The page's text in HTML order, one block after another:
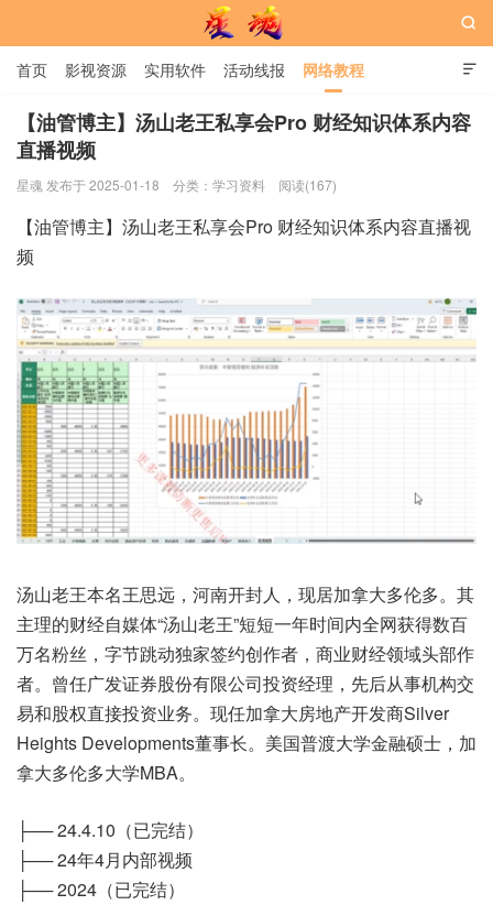
星魂网

首页 影视资源 实用软件 活动线报 网络教程
用户中心 书籍 娱乐

【油管博主】汤山老王私享会Pro 财经知识体系内容
直播视频
星魂 发布于 2025-01-18 分类： 学习资料 阅读(167)
【油管博主】汤山老王私享会Pro 财经知识体系内容直播视
频
汤山老王本名王思远，河南开封人，现居加拿大多伦多。其
主理的财经自媒体“汤山老王”短短一年时间内全网获得数百
万名粉丝，字节跳动独家签约创作者，商业财经领域头部作
者。曾任广发证券股份有限公司投资经理，先后从事机构交
易和股权直接投资业务。现任加拿大房地产开发商Silver
Heights Developments董事长。美国普渡大学金融硕士，加
拿大多伦多大学MBA。
├── 24.4.10（已完结）
├── 24年4月内部视频
├── 2024（已完结）